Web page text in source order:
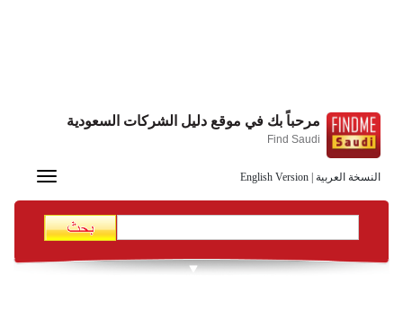
النسخة العربية English Version
مرحباً بك في موقع دليل الشركات السعودية
Find Saudi
Toggle